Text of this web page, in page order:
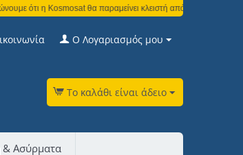
ότι η Kosmosat θα παραμείνει κλειστή από τη Δευτέρα 3
Ο Λογαριασμός μου
Το καλάθι είναι άδειο
& Ασύρματα